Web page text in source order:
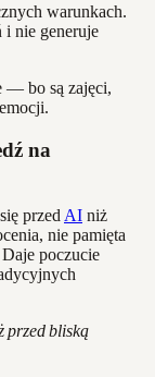
warunkach.
nie generuje
— bo są zajęci,
na
przed AI niż
nie pamięta
poczucie
przed bliską